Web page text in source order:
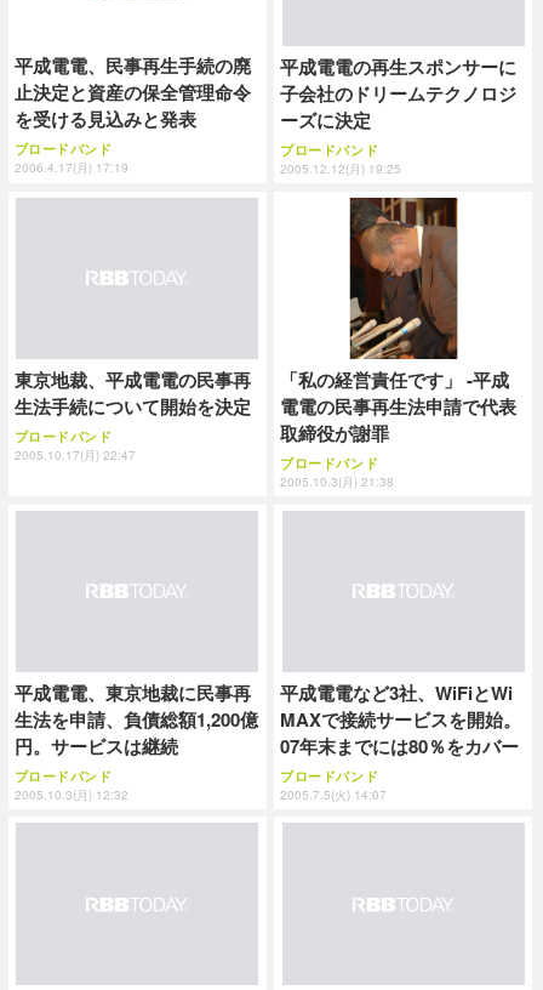
平成電電、民事再生手続の廃
止決定と資産の保全管理命令
を受ける見込みと発表
ブロードバンド
2006.4.17(月) 17:19
平成電電の再生スポンサーに
子会社のドリームテクノロジ
ーズに決定
ブロードバンド
2005.12.12(月) 19:25
東京地裁、平成電電の民事再
生法手続について開始を決定
ブロードバンド
2005.10.17(月) 22:47
「私の経営責任です」 -平成
電電の民事再生法申請で代表
取締役が謝罪
ブロードバンド
2005.10.3(月) 21:38
平成電電、東京地裁に民事再
生法を申請、負債総額1,200億
円。サービスは継続
ブロードバンド
2005.10.3(月) 12:32
平成電電など3社、WiFiとWi
MAXで接続サービスを開始。
07年末までには80％をカバー
ブロードバンド
2005.7.5(火) 14:07